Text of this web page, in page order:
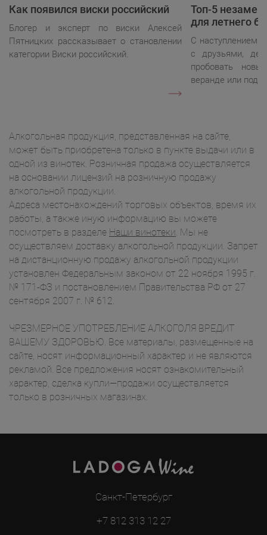
Как появился виски российский
Блогер и эксперт по виски Алексей
Пятницких рассказывает о становлении
категории Виски российский.
Топ-5
для летнего
С наступлением
с друзьями,
пробовать
веранде или под
Алкогольная продукция, представленная на сайте,
может быть приобретена только в пункте выдачи или в
одной из винотек. Розничная продажа осуществляется
на основании лицензий на розничную продажу
алкогольной продукции.
Адреса местонахождений торговых объектов, время их
работы, а также иную информацию вы можете
посмотреть в разделе Наши винотеки. Мы не
осуществляем доставку алкогольной продукции. Запрет
на дистанционную продажу алкогольной продукции
установлен Федеральным законом от 22 ноября 1995 г.
№ 171-ФЗ и постановлением Правительства РФ от 27
сентября 2007 г. № 612.
ЧРЕЗМЕРНОЕ УПОТРЕБЛЕНИЕ АЛКОГОЛЯ ВРЕДИТ
ВАШЕМУ ЗДОРОВЬЮ. Все материалы, размещенные на
сайте, носят информационный характер и не являются
рекламой. Все предложения носят ознакомительный
характер, сделка купли—продажи осуществляется
только в розничных магазинах.
Санкт-Петербург
+7 812 313 12 27